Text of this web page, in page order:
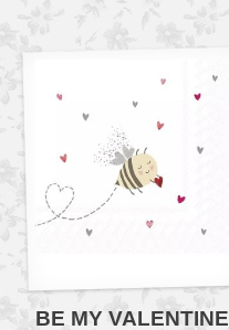
BE MY VALENTINE